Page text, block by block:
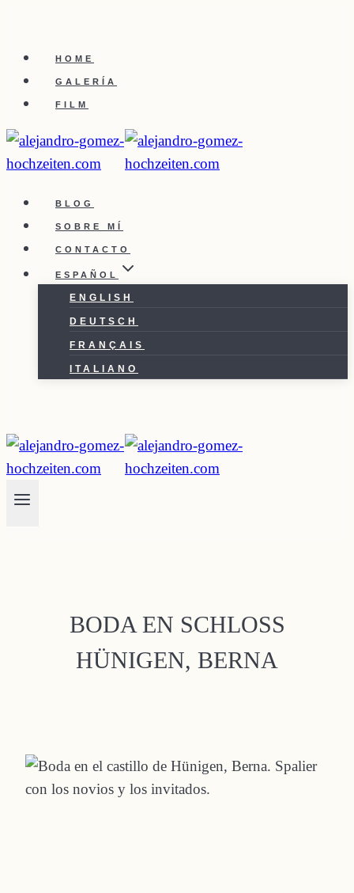
contenidoHOME
GALERÍA
FILM
BLOG
SOBRE MÍ
CONTACTO
ESPAÑOL
ENGLISH
DEUTSCH
FRANÇAIS
ITALIANO
BODA EN SCHLOSS
HÜNIGEN, BERNA